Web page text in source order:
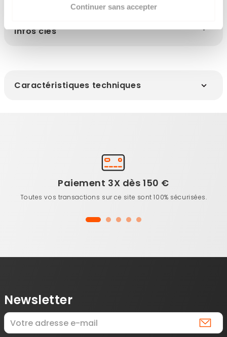
Continuer sans accepter
Infos clés
Caractéristiques techniques
Paiement 3X dès 150 €
Toutes vos transactions sur ce site sont 100% sécurisées.
Newsletter